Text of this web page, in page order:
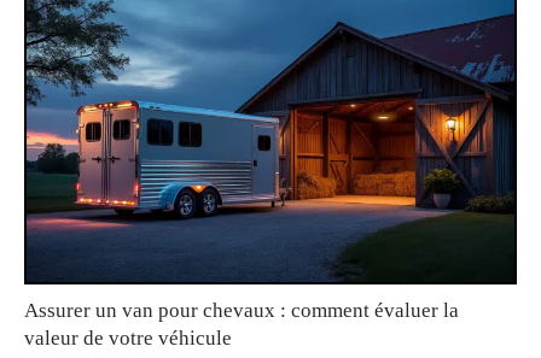
Assurer un van pour chevaux : comment évaluer la
valeur de votre véhicule